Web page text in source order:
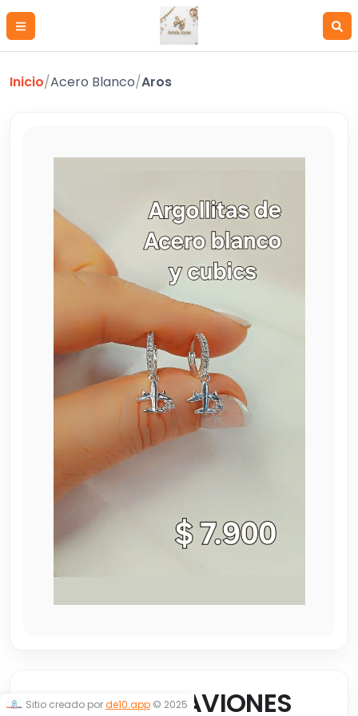
Inicio/Acero Blanco/Aros
ARGOLLITAS AVIONES
Sitio creado porde10.app © 2025